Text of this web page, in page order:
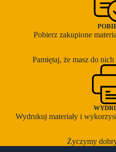
Pobierz zakupione
Pamiętaj, że masz do
Wydrukuj materiały i
Życzymy